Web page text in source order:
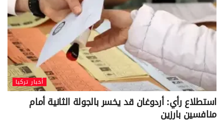
أخبار تركيا
استطلاع رأي: أردوغان قد يخسر بالجولة الثانية أمام
منافسين بارزين